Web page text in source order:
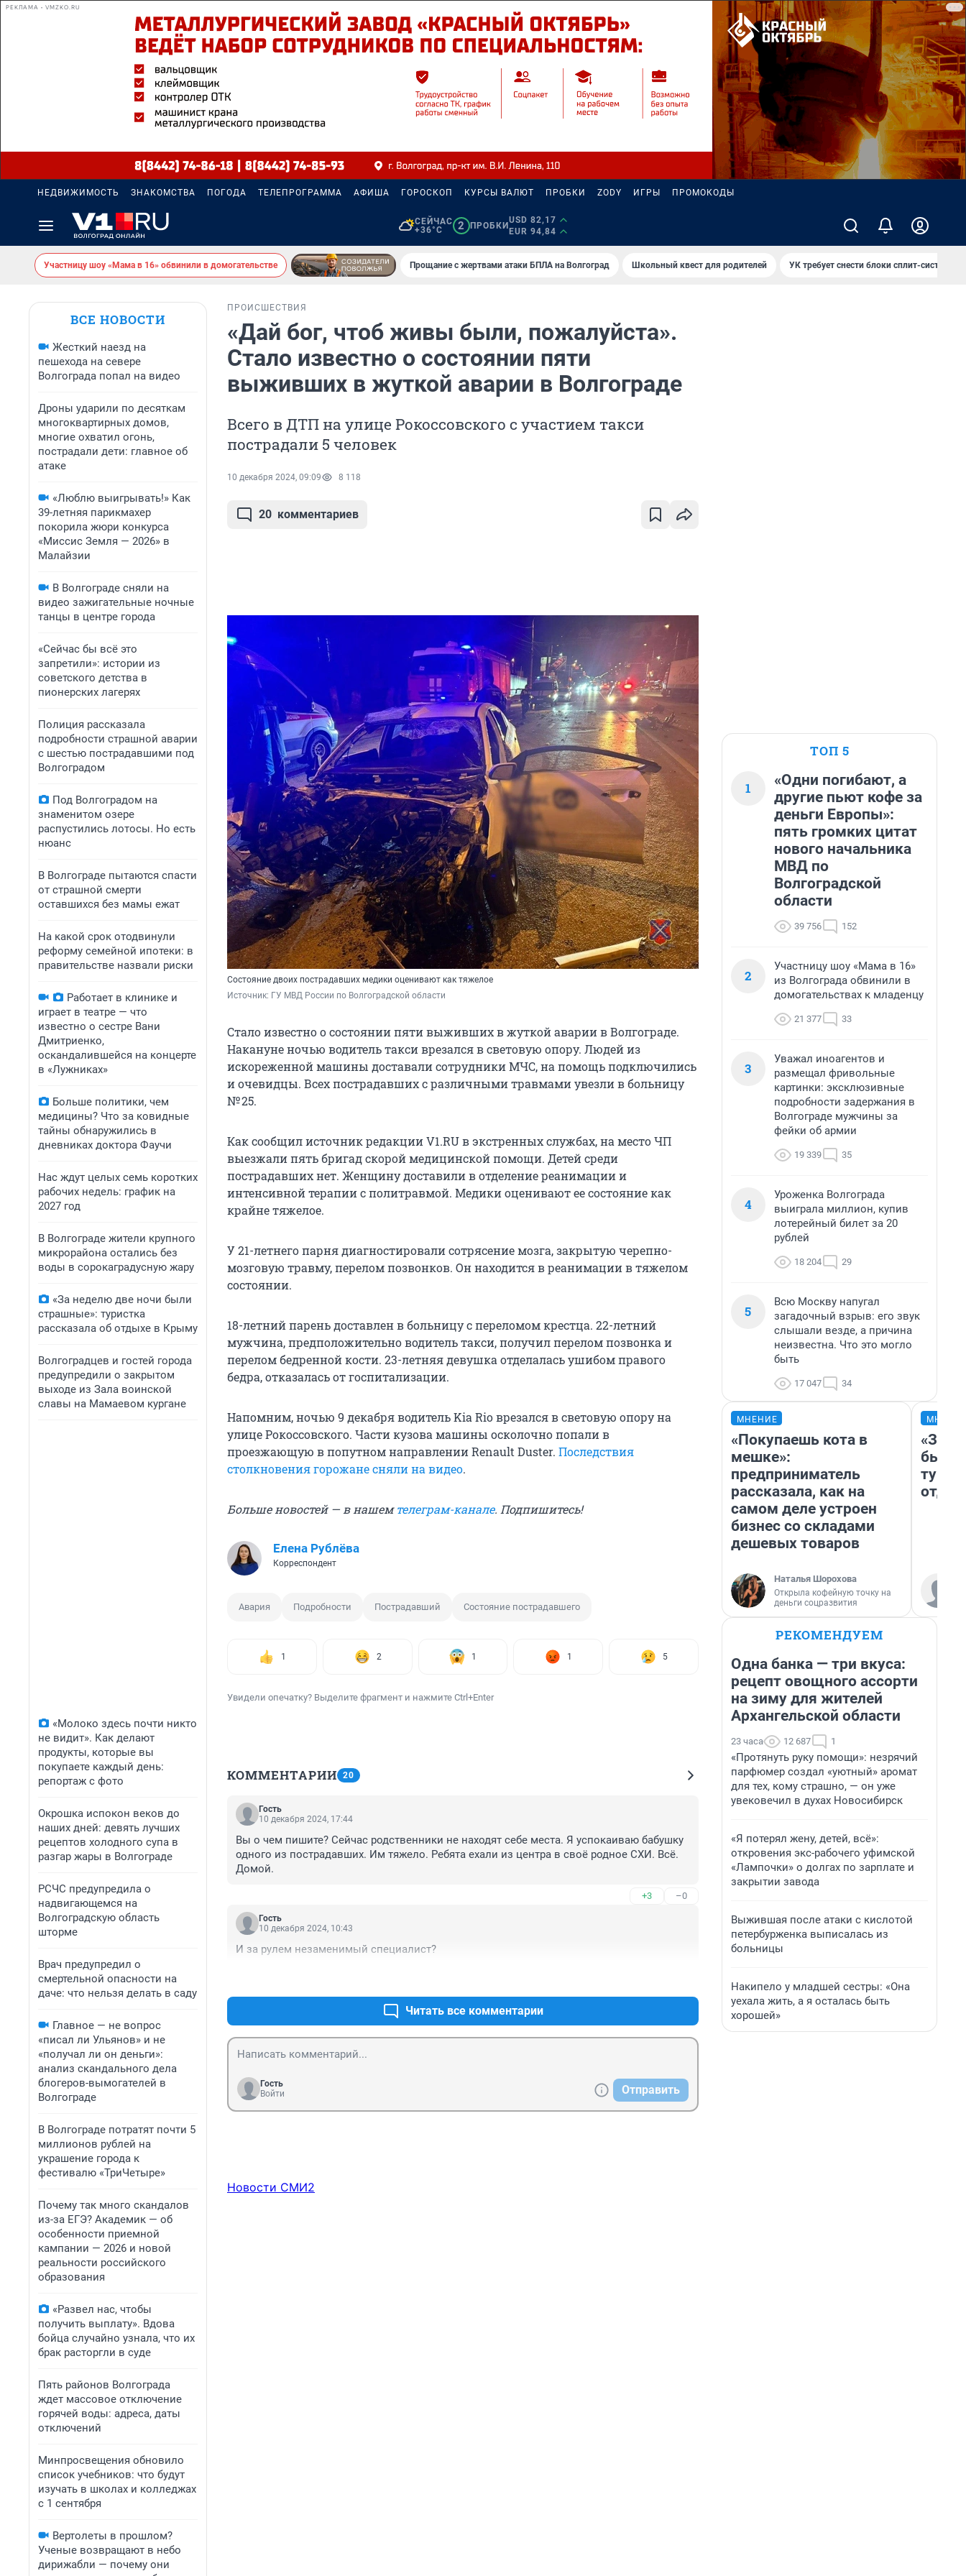
РЕКЛАМА • VMZKO.RU
НЕДВИЖИМОСТЬ ЗНАКОМСТВА ПОГОДА ТЕЛЕПРОГРАММА АФИША ГОРОСКОП КУРСЫ ВАЛЮТ ПРОБКИ ZODY ИГРЫ ПРОМОКОДЫ
СЕЙЧАС
+36°C
2 ПРОБКИ
USD 82,17
EUR 94,84
Участницу шоу «Мама в 16» обвинили в домогательстве Прощание с жертвами атаки БПЛА на Волгоград Школьный квест для родителей УК требует снести блоки сплит-систем
ВСЕ НОВОСТИ
Жесткий наезд на
пешехода на севере
Волгограда попал на видео
Дроны ударили по десяткам
многоквартирных домов,
многие охватил огонь,
пострадали дети: главное об
атаке
«Люблю выигрывать!» Как
39-летняя парикмахер
покорила жюри конкурса
«Миссис Земля — 2026» в
Малайзии
В Волгограде сняли на
видео зажигательные ночные
танцы в центре города
«Сейчас бы всё это
запретили»: истории из
советского детства в
пионерских лагерях
Полиция рассказала
подробности страшной аварии
с шестью пострадавшими под
Волгоградом
Под Волгоградом на
знаменитом озере
распустились лотосы. Но есть
нюанс
В Волгограде пытаются спасти
от страшной смерти
оставшихся без мамы ежат
На какой срок отодвинули
реформу семейной ипотеки: в
правительстве назвали риски
Работает в клинике и
играет в театре — что
известно о сестре Вани
Дмитриенко,
оскандалившейся на концерте
в «Лужниках»
Больше политики, чем
медицины? Что за ковидные
тайны обнаружились в
дневниках доктора Фаучи
Нас ждут целых семь коротких
рабочих недель: график на
2027 год
В Волгограде жители крупного
микрорайона остались без
воды в сорокаградусную жару
«За неделю две ночи были
страшные»: туристка
рассказала об отдыхе в Крыму
Волгоградцев и гостей города
предупредили о закрытом
выходе из Зала воинской
славы на Мамаевом кургане
«Молоко здесь почти никто
не видит». Как делают
продукты, которые вы
покупаете каждый день:
репортаж с фото
Окрошка испокон веков до
наших дней: девять лучших
рецептов холодного супа в
разгар жары в Волгограде
РСЧС предупредила о
надвигающемся на
Волгоградскую область
шторме
Врач предупредил о
смертельной опасности на
даче: что нельзя делать в саду
Главное — не вопрос
«писал ли Ульянов» и не
«получал ли он деньги»:
анализ скандального дела
блогеров-вымогателей в
Волгограде
В Волгограде потратят почти 5
миллионов рублей на
украшение города к
фестивалю «ТриЧетыре»
Почему так много скандалов
из-за ЕГЭ? Академик — об
особенности приемной
кампании — 2026 и новой
реальности российского
образования
«Развел нас, чтобы
получить выплату». Вдова
бойца случайно узнала, что их
брак расторгли в суде
Пять районов Волгограда
ждет массовое отключение
горячей воды: адреса, даты
отключений
Минпросвещения обновило
список учебников: что будут
изучать в школах и колледжах
с 1 сентября
Вертолеты в прошлом?
Ученые возвращают в небо
дирижабли — почему они
ПРОИСШЕСТВИЯ
«Дай бог, чтоб живы были, пожалуйста».
Стало известно о состоянии пяти
выживших в жуткой аварии в Волгограде
Всего в ДТП на улице Рокоссовского с участием такси
пострадали 5 человек
10 декабря 2024, 09:09 8 118
20 комментариев
Состояние двоих пострадавших медики оценивают как тяжелое
Источник: ГУ МВД России по Волгоградской области
Стало известно о состоянии пяти выживших в жуткой аварии в Волгограде.
Накануне ночью водитель такси врезался в световую опору. Людей из
искореженной машины доставали сотрудники МЧС, на помощь подключились
и очевидцы. Всех пострадавших с различными травмами увезли в больницу
№ 25.
Как сообщил источник редакции V1.RU в экстренных службах, на место ЧП
выезжали пять бригад скорой медицинской помощи. Детей среди
пострадавших нет. Женщину доставили в отделение реанимации и
интенсивной терапии с политравмой. Медики оценивают ее состояние как
крайне тяжелое.
У 21-летнего парня диагностировали сотрясение мозга, закрытую черепно-
мозговую травму, перелом позвонков. Он находится в реанимации в тяжелом
состоянии.
18-летний парень доставлен в больницу с переломом крестца. 22-летний
мужчина, предположительно водитель такси, получил перелом позвонка и
перелом бедренной кости. 23-летняя девушка отделалась ушибом правого
бедра, отказалась от госпитализации.
Напомним, ночью 9 декабря водитель Kia Rio врезался в световую опору на
улице Рокоссовского. Части кузова машины осколочно попали в
проезжающую в попутном направлении Renault Duster. Последствия
столкновения горожане сняли на видео.
Больше новостей — в нашемтелеграм-канале. Подпишитесь!
Елена Рублёва
Корреспондент
Авария Подробности Пострадавший Состояние пострадавшего
1 2 1 1 5
Увидели опечатку? Выделите фрагмент и нажмите Ctrl+Enter
КОММЕНТАРИИ 20
Гость
10 декабря 2024, 17:44
Вы о чем пишите? Сейчас родственники не находят себе места. Я успокаиваю бабушку
одного из пострадавших. Им тяжело. Ребята ехали из центра в своё родное СХИ. Всё.
Домой.
+3 –0
Гость
10 декабря 2024, 10:43
И за рулем незаменимый специалист?
Читать все комментарии
Гость
Войти
Отправить
Новости СМИ2
ТОП 5
1
«Одни погибают, а
другие пьют кофе за
деньги Европы»:
пять громких цитат
нового начальника
МВД по
Волгоградской
области
39 756 152
2
Участницу шоу «Мама в 16»
из Волгограда обвинили в
домогательствах к младенцу
21 377 33
3
Уважал иноагентов и
размещал фривольные
картинки: эксклюзивные
подробности задержания в
Волгограде мужчины за
фейки об армии
19 339 35
4
Уроженка Волгограда
выиграла миллион, купив
лотерейный билет за 20
рублей
18 204 29
5
Всю Москву напугал
загадочный взрыв: его звук
слышали везде, а причина
неизвестна. Что это могло
быть
17 047 34
МНЕНИЕ
«Покупаешь кота в
мешке»:
предприниматель
рассказала, как на
самом деле устроен
бизнес со складами
дешевых товаров
Наталья Шорохова
Открыла кофейную точку на
деньги соцразвития
«За
были
РЕКОМЕНДУЕМ
Одна банка — три вкуса:
рецепт овощного ассорти
на зиму для жителей
Архангельской области
23 часа 12 687 1
«Протянуть руку помощи»: незрячий
парфюмер создал «уютный» аромат
для тех, кому страшно, — он уже
увековечил в духах Новосибирск
«Я потерял жену, детей, всё»:
откровения экс-рабочего уфимской
«Лампочки» о долгах по зарплате и
закрытии завода
Выжившая после атаки с кислотой
петербурженка выписалась из
больницы
Накипело у младшей сестры: «Она
уехала жить, а я осталась быть
хорошей»